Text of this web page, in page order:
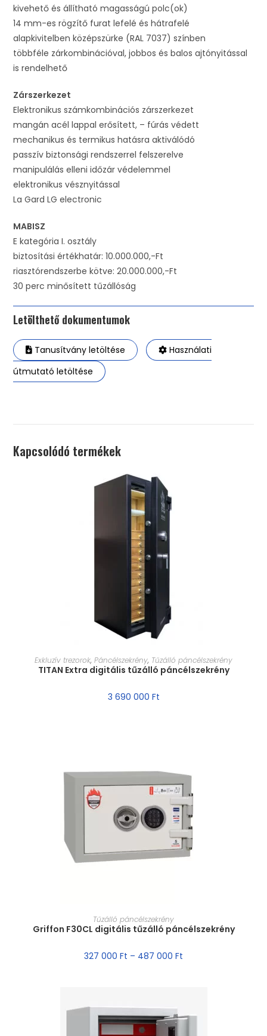
kivehető és állítható magasságú polc(ok)
14 mm-es rögzítő furat lefelé és hátrafelé
alapkivitelben középszürke (RAL 7037) színben
többféle zárkombinációval, jobbos és balos ajtónyitással
is rendelhető
Zárszerkezet
Elektronikus számkombinációs zárszerkezet
mangán acél lappal erősített, – fúrás védett
mechanikus és termikus hatásra aktiválódó
passzív biztonsági rendszerrel felszerelve
manipulálás elleni időzár védelemmel
elektronikus vésznyitással
La Gard LG electronic
MABISZ
E kategória I. osztály
biztosítási értékhatár: 10.000.000,-Ft
riasztórendszerbe kötve: 20.000.000,-Ft
30 perc minősített tűzállóság
Letölthető dokumentumok
Tanusítvány letöltése
Használati
útmutató letöltése
Kapcsolódó termékek
MÉRET VÁLASZTÁSA
Exkluzív trezorok, Páncélszekrény, Tűzálló páncélszekrény
TITAN Extra digitális tűzálló páncélszekrény
3 690 000 Ft
MÉRET VÁLASZTÁSA
Tűzálló páncélszekrény
Griffon F30CL digitális tűzálló páncélszekrény
327 000 Ft – 487 000 Ft